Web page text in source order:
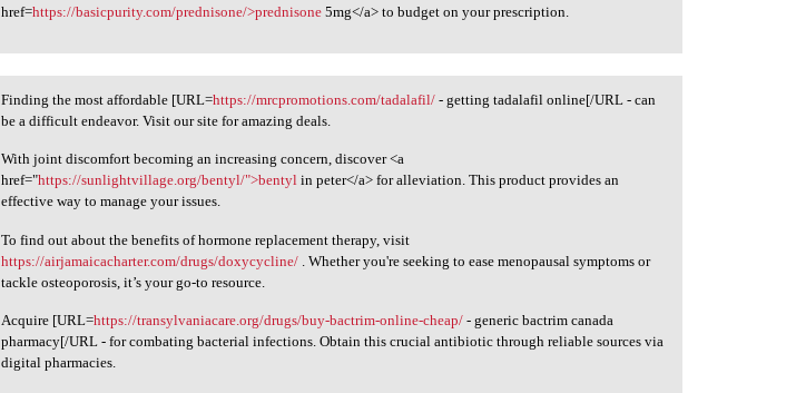
href=https://basicpurity.com/prednisone/>prednisone 5mg</a> to budget on your prescription.
Finding the most affordable
Finding the most affordable [URL=https://mrcpromotions.com/tadalafil/ - getting tadalafil online[/URL - can
be a difficult endeavor. Visit our site for amazing deals.
With joint discomfort becoming an increasing concern, discover <a
href="https://sunlightvillage.org/bentyl/">bentyl in peter</a> for alleviation. This product provides an
effective way to manage your issues.
To find out about the benefits of hormone replacement therapy, visit
https://airjamaicacharter.com/drugs/doxycycline/ . Whether you're seeking to ease menopausal symptoms or
tackle osteoporosis, it’s your go-to resource.
Acquire [URL=https://transylvaniacare.org/drugs/buy-bactrim-online-cheap/ - generic bactrim canada
pharmacy[/URL - for combating bacterial infections. Obtain this crucial antibiotic through reliable sources via
digital pharmacies.